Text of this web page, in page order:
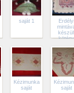
saját 1
Kézimunka
saját
saját